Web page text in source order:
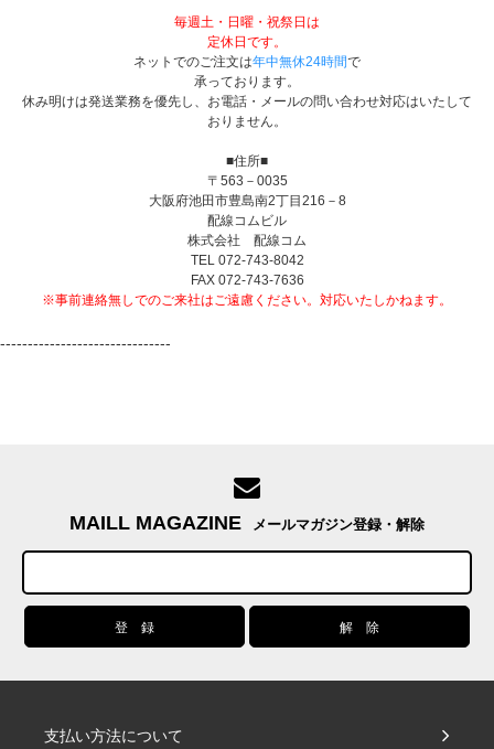
毎週土・日曜・祝祭日は
定休日です。
ネットでのご注文は年中無休24時間で
承っております。
休み明けは発送業務を優先し、お電話・メールの問い合わせ対応はいたして
おりません。
■住所■
〒563－0035
大阪府池田市豊島南2丁目216－8
配線コムビル
株式会社 配線コム
TEL 072-743-8042
FAX 072-743-7636
※事前連絡無しでのご来社はご遠慮ください。対応いたしかねます。
-------------------------------
MAILL MAGAZINE メールマガジン登録・解除
支払い方法について